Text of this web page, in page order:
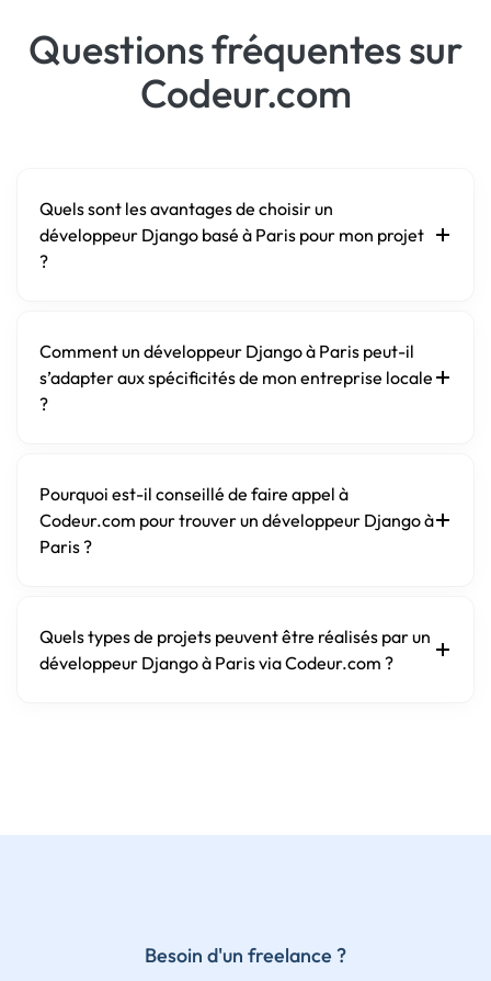
Questions fréquentes sur
Codeur.com
Quels sont les avantages de choisir un
développeur Django basé à Paris pour mon projet
?
Comment un développeur Django à Paris peut-il
s’adapter aux spécificités de mon entreprise locale
?
Pourquoi est-il conseillé de faire appel à
Codeur.com pour trouver un développeur Django à
Paris ?
Quels types de projets peuvent être réalisés par un
développeur Django à Paris via Codeur.com ?
Besoin d'un freelance ?